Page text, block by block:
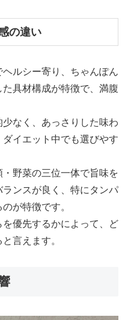
の違い
ルシー寄り、ちゃんぽん
具材構成が特徴で、満腹
なく、あっさりした味わ
イエット中でも選びやす
野菜の三位一体で旨味を
ンスが良く、特にタンパ
が特徴です。
優先するかによって、ど
言えます。